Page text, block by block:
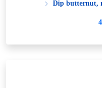
Dip butternut,